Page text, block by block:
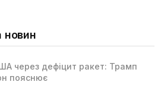
новин
через дефіцит ракет: Трамп
пояснює